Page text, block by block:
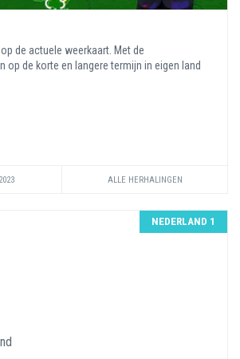
de actuele weerkaart. Met de
op de korte en langere termijn in eigen land
ALLE HERHALINGEN
NEDERLAND 1